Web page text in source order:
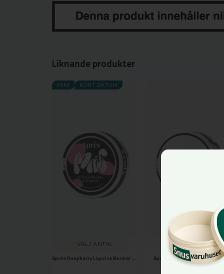
Liknande produkter
VÄLJ ANTAL
Après Raspberry Liqorice Normal Mini N°8
MINI KORT DATUM
VÄLJ ANTAL
Après Raspberry Liqorice N°8